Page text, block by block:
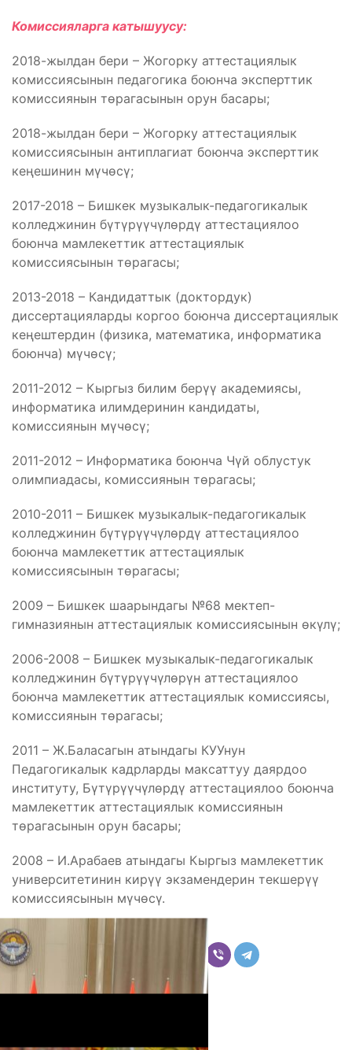
Комиссияларга катышуусу:
2018-жылдан бери – Жогорку аттестациялык
комиссиясынын педагогика боюнча эксперттик
комиссиянын төрагасынын орун басары;
2018-жылдан бери – Жогорку аттестациялык
комиссиясынын антиплагиат боюнча эксперттик
кеңешинин мүчөсү;
2017-2018 – Бишкек музыкалык-педагогикалык
колледжинин бүтүрүүчүлөрдү аттестациялоо
боюнча мамлекеттик аттестациялык
комиссиясынын төрагасы;
2013-2018 – Кандидаттык (доктордук)
диссертацияларды коргоо боюнча диссертациялык
кеңештердин (физика, математика, информатика
боюнча) мүчөсү;
2011-2012 – Кыргыз билим берүү академиясы,
информатика илимдеринин кандидаты,
комиссиянын мүчөсү;
2011-2012 – Информатика боюнча Чүй облустук
олимпиадасы, комиссиянын төрагасы;
2010-2011 – Бишкек музыкалык-педагогикалык
колледжинин бүтүрүүчүлөрдү аттестациялоо
боюнча мамлекеттик аттестациялык
комиссиясынын төрагасы;
2009 – Бишкек шаарындагы №68 мектеп-
гимназиянын аттестациялык комиссиясынын өкүлү;
2006-2008 – Бишкек музыкалык-педагогикалык
колледжинин бүтүрүүчүлөрүн аттестациялоо
боюнча мамлекеттик аттестациялык комиссиясы,
комиссиянын төрагасы;
2011 – Ж.Баласагын атындагы КУУнун
Педагогикалык кадрларды максаттуу даярдоо
институту, Бүтүрүүчүлөрдү аттестациялоо боюнча
мамлекеттик аттестациялык комиссиянын
төрагасынын орун басары;
2008 – И.Арабаев атындагы Кыргыз мамлекеттик
университетинин кирүү экзамендерин текшерүү
комиссиясынын мүчөсү.
Комментарийлер